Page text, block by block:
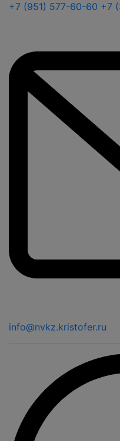
+7 (951) 577-60-60 +7
info@nvkz.kristofer.ru